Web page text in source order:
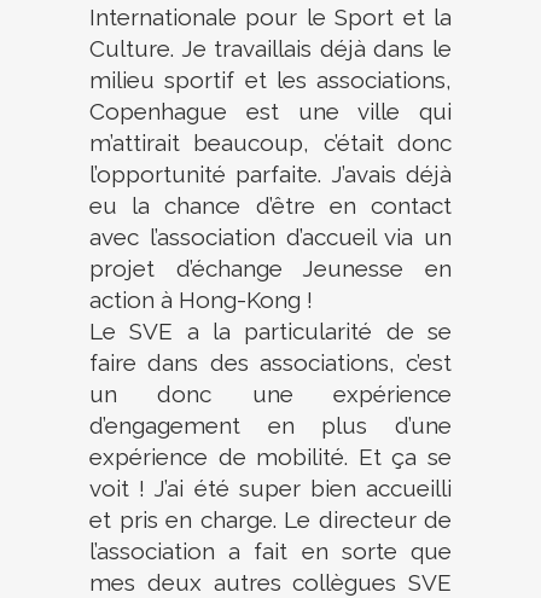
Internationale pour le Sport et la
Culture. Je travaillais déjà dans le
milieu sportif et les associations,
Copenhague est une ville qui
m’attirait beaucoup, c’était donc
l’opportunité parfaite. J’avais déjà
eu la chance d’être en contact
avec l’association d’accueil via un
projet d’échange Jeunesse en
action à Hong-Kong !
Le SVE a la particularité de se
faire dans des associations, c’est
un donc une expérience
d’engagement en plus d’une
expérience de mobilité. Et ça se
voit ! J’ai été super bien accueilli
et pris en charge. Le directeur de
l’association a fait en sorte que
mes deux autres collègues SVE